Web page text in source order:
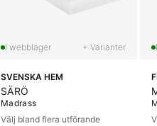
+ Varianter
SVENSKA HEM
SÄRÖ
Madrass
Välj bland flera utförande